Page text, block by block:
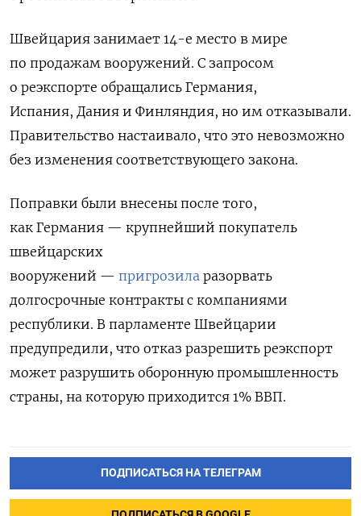
Швейцария занимает 14-е место в мире
по продажам вооружений. С запросом
о реэкспорте обращались Германия,
Испания, Дания и Финляндия, но им отказывали.
Правительство настаивало, что это невозможно
без изменения соответствующего закона.
Поправки были внесены после того,
как Германия — крупнейший покупатель
швейцарских
вооружений — пригрозила разорвать
долгосрочные контракты с компаниями
республики. В парламенте Швейцарии
предупредили, что отказ разрешить реэкспорт
может разрушить оборонную промышленность
страны, на которую приходится 1% ВВП.
ПОДПИСАТЬСЯ НА ТЕЛЕГРАМ